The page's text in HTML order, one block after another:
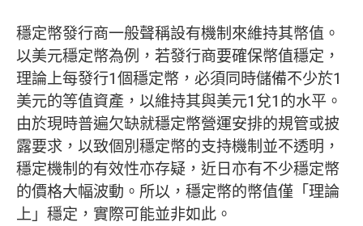
穩定幣發行商一般聲稱設有機制來維持其幣值。
以美元穩定幣為例，若發行商要確保幣值穩定，
理論上每發行1個穩定幣，必須同時儲備不少於1
美元的等值資產，以維持其與美元1兌1的水平。
由於現時普遍欠缺就穩定幣營運安排的規管或披
露要求，以致個別穩定幣的支持機制並不透明，
穩定機制的有效性亦存疑，近日亦有不少穩定幣
的價格大幅波動。所以，穩定幣的幣值僅「理論
上」穩定，實際可能並非如此。